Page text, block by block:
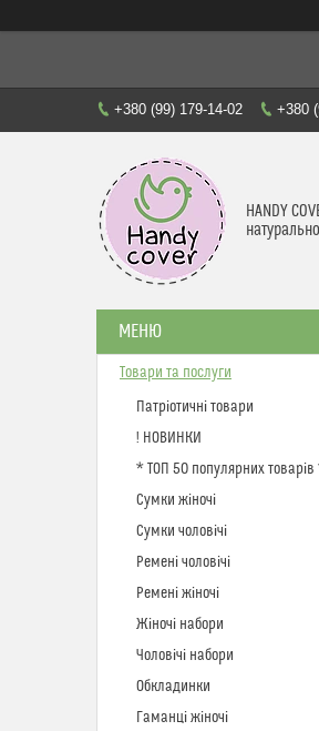
+380 (99) 179-14-02 +380
HANDY
Товари та послуги
Патріотичні товари
! НОВИНКИ
* ТОП 50 популярних
Сумки жіночі
Сумки чоловічі
Ремені чоловічі
Ремені жіночі
Жіночі набори
Чоловічі набори
Обкладинки
Гаманці жіночі